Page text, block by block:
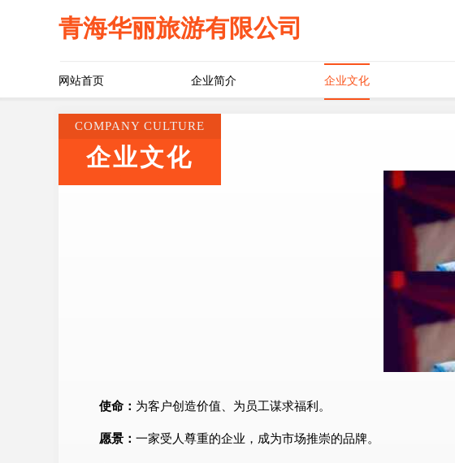
青海华丽旅游有限公司
网站首页 企业简介 企业文化
COMPANY CULTURE
企业文化
使命： 为客户创造价值、为员工谋求福利。
愿景： 一家受人尊重的企业，成为市场推崇的品牌。